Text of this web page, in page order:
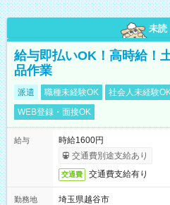
未読
給与即払いOK！高時給！
品作業
派遣 職種未経験OK 社会人未経験
WEB登録・面接OK
給与
時給1600円
交通費別途支給あり
交通費 交通費支給有り
勤務地
埼玉県越谷市